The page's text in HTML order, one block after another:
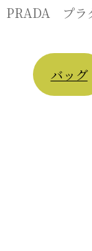
PRADA プ
バッグ